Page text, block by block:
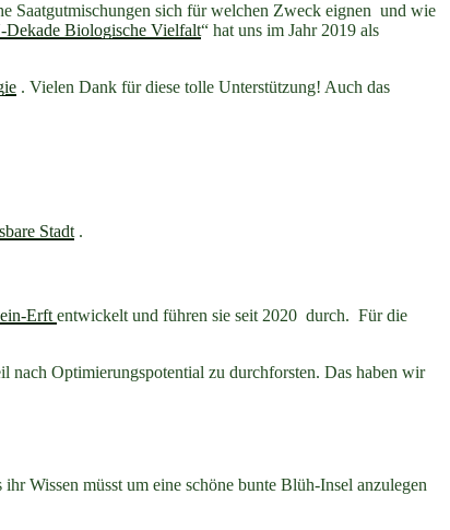
Saatgutmischungen sich für welchen Zweck eignen und wie
Dekade Biologische Vielfalt“ hat uns im Jahr 2019 als
. Vielen Dank für diese tolle Unterstützung! Auch das
Stadt .
Erft entwickelt und führen sie seit 2020 durch. Für die
nach Optimierungspotential zu durchforsten. Das haben wir
Wissen müsst um eine schöne bunte Blüh-Insel anzulegen